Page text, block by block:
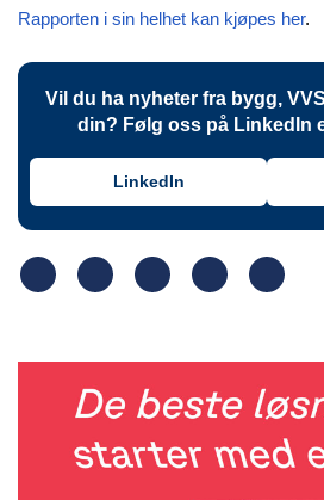
Rapporten i sin helhet kan kjøpes her.
Vil du ha nyheter fra bygg,
din? Følg oss på LinkedIn
LinkedIn